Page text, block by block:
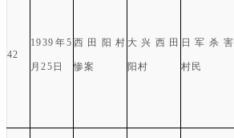
42
1939 年5
月 25 日
西田阳村
惨案
大兴西田
阳村
日军杀害
村民